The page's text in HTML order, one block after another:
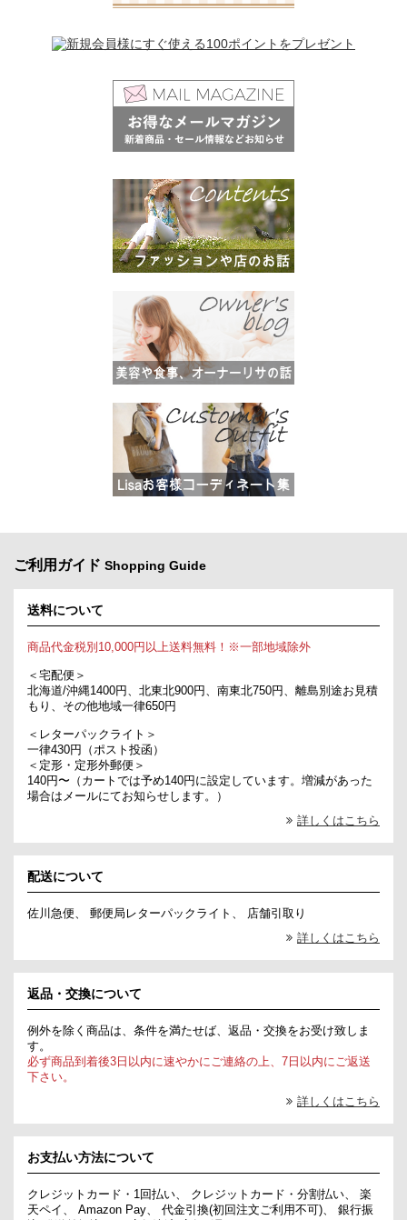
ご利用ガイド Shopping Guide
送料について
商品代金税別10,000円以上送料無料！※一部地域除外
＜宅配便＞
北海道/沖縄1400円、北東北900円、南東北750円、離島別途お見積
もり、その他地域一律650円
＜レターパックライト＞
一律430円（ポスト投函）
＜定形・定形外郵便＞
140円〜（カートでは予め140円に設定しています。増減があった
場合はメールにてお知らせします。）
詳しくはこちら
配送について
佐川急便、 郵便局レターパックライト、 店舗引取り
詳しくはこちら
返品・交換について
例外を除く商品は、条件を満たせば、返品・交換をお受け致しま
す。
必ず商品到着後3日以内に速やかにご連絡の上、7日以内にご返送
下さい。
詳しくはこちら
お支払い方法について
クレジットカード・1回払い、 クレジットカード・分割払い、 楽
天ペイ、 Amazon Pay、 代金引換(初回注文ご利用不可)、 銀行振